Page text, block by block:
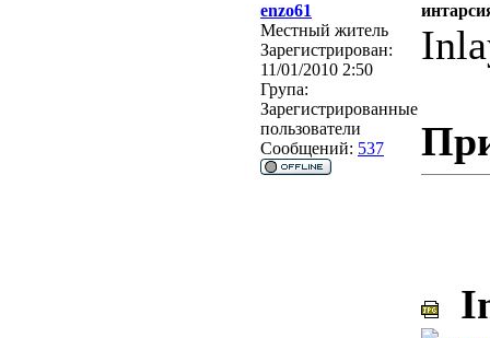
enzo61
Местный житель
Зарегистрирован:
11/01/2010 2:50
Група:
Зарегистрированные
пользователи
Сообщений: 537